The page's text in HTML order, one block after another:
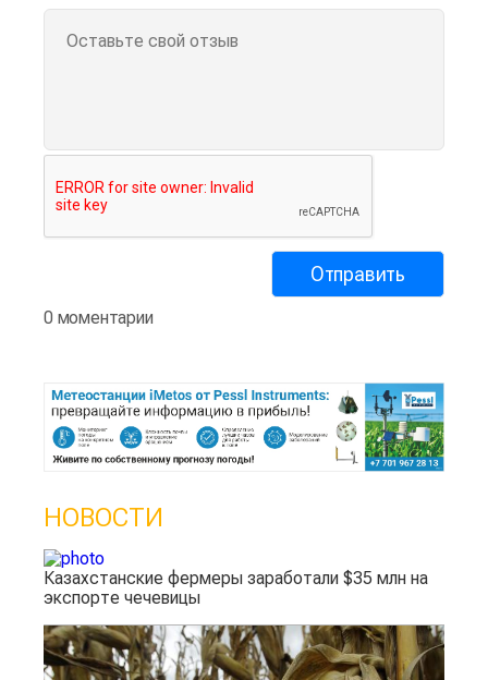
0 моментарии
НОВОСТИ
Казахстанские фермеры заработали $35 млн на
экспорте чечевицы